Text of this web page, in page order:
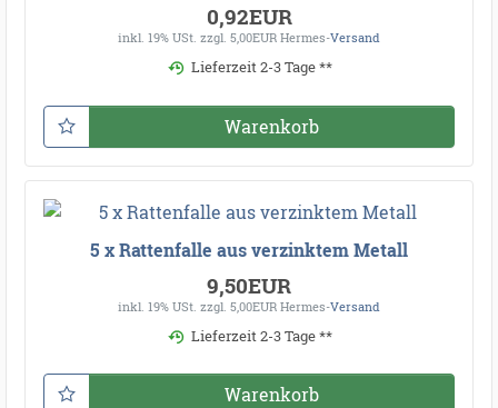
0,92EUR
inkl. 19% USt. zzgl. 5,00EUR Hermes-Versand
Lieferzeit 2-3 Tage **
Warenkorb
5 x Rattenfalle aus verzinktem Metall
9,50EUR
inkl. 19% USt. zzgl. 5,00EUR Hermes-Versand
Lieferzeit 2-3 Tage **
Warenkorb